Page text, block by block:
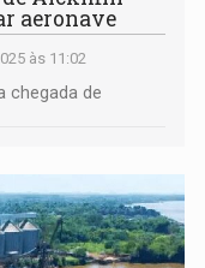
aeronave
às 11:02
chegada de